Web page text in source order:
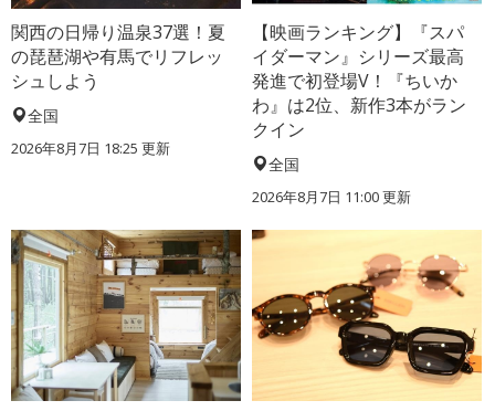
関西の日帰り温泉37選！夏
の琵琶湖や有馬でリフレッ
シュしよう
全国
2026年8月7日 18:25 更新
【映画ランキング】『スパ
イダーマン』シリーズ最高
発進で初登場V！『ちいか
わ』は2位、新作3本がラン
クイン
全国
2026年8月7日 11:00更新